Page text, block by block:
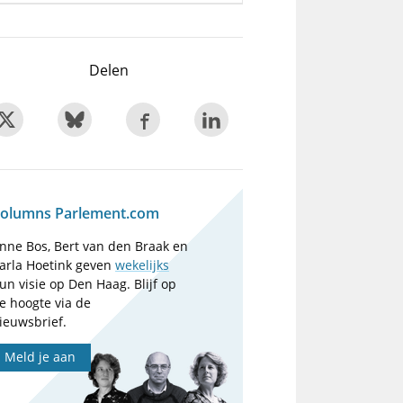
Delen
Parlement.com
Bos, Bert van den Braak en
Hoetink gevenwekelijks
visie op Den Haag. Blijf op
hoogte via de
Meld je aan